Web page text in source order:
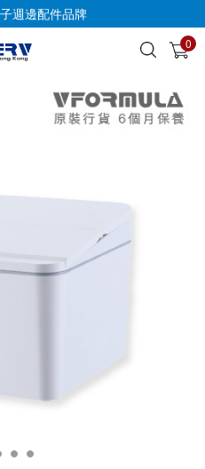
週邊配件品牌
0
查看